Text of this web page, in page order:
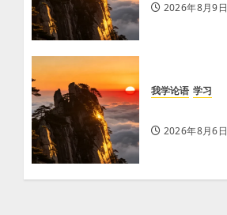
2026年8月9日
我学论语 学习
2026年8月6日